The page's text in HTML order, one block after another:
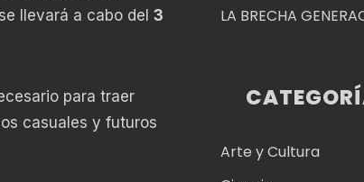
llevará a cabo del 3
para traer
casuales y futuros
LA BRECHA
Arte y Cultura